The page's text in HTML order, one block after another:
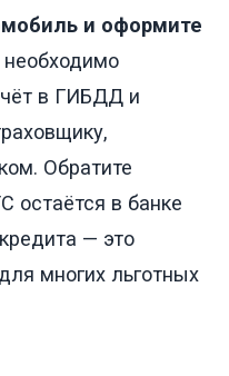
и оформите
необходимо
в ГИБДД и
Обратите
остаётся в банке
— это
многих льготных